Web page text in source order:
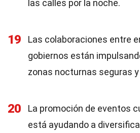
las calles por la noche.
19
Las colaboraciones entre
gobiernos están
zonas nocturnas seguras
20
La promoción de eventos
está ayudando a